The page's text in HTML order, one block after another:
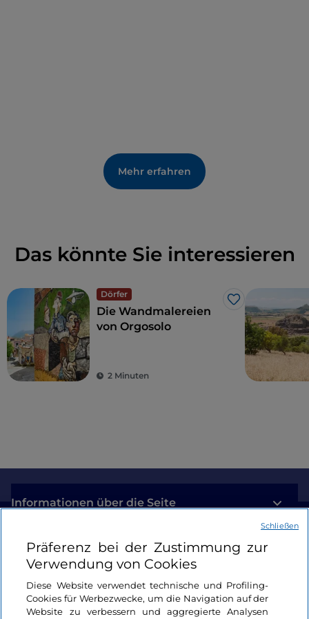
Mehr erfahren
Das könnte Sie interessieren
Dörfer
Like
Die Wandmalereien
von Orgosolo
2 Minuten
Informationen über die Seite
Nützliche Links
Login
Bleiben wir in Kontakt
Präferenz bei der Zustimmung zur
Verwendung von Cookies
Diese Website verwendet technische und Profiling-
Cookies für Werbezwecke, um die Navigation auf der
Website zu verbessern und aggregierte Analysen
Schließen